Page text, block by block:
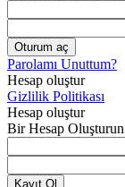
Parolamı Unuttum?
Hesap oluştur
Gizlilik Politikası
Hesap oluştur
Bir Hesap Oluşturun